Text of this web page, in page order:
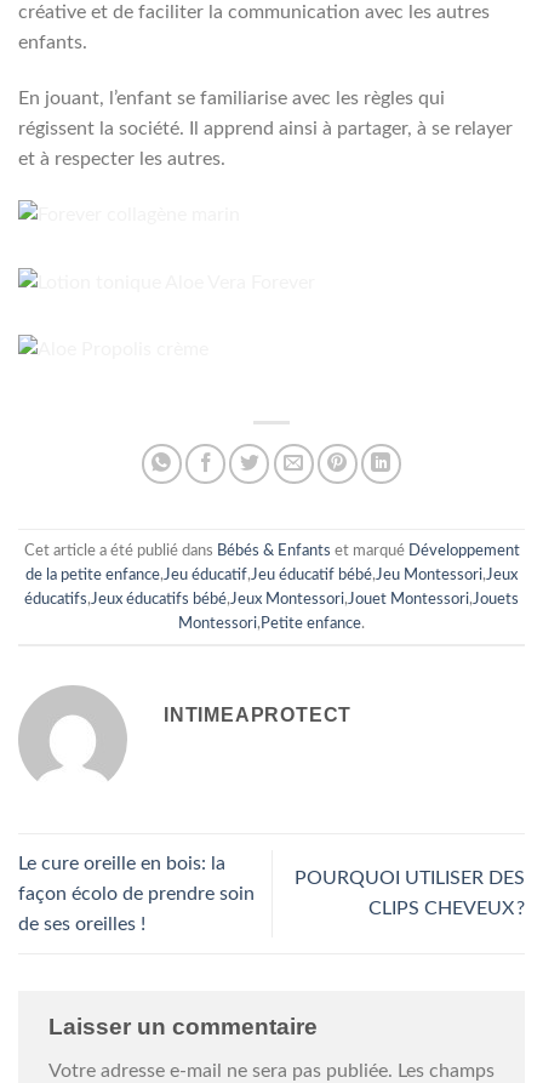
créative et de faciliter la communication avec les autres
enfants.
En jouant, l’enfant se familiarise avec les règles qui
régissent la société. Il apprend ainsi à partager, à se relayer
et à respecter les autres.
Cet article a été publié dans Bébés & Enfants et marqué
Développement
de la petite enfance, Jeu éducatif, Jeu éducatif bébé, Jeu Montessori, Jeux
éducatifs, Jeux éducatifs bébé, Jeux Montessori, Jouet Montessori, Jouets
Montessori, Petite enfance.
INTIMEAPROTECT
Le cure oreille en bois: la
façon écolo de prendre soin
de ses oreilles !
POURQUOI UTILISER DES
CLIPS CHEVEUX ?
Laisser un commentaire
Votre adresse e-mail ne sera pas publiée. Les champs